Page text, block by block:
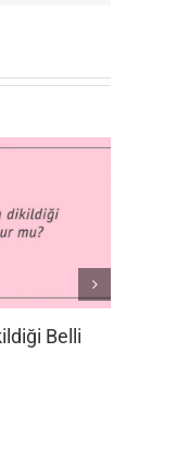
Belli